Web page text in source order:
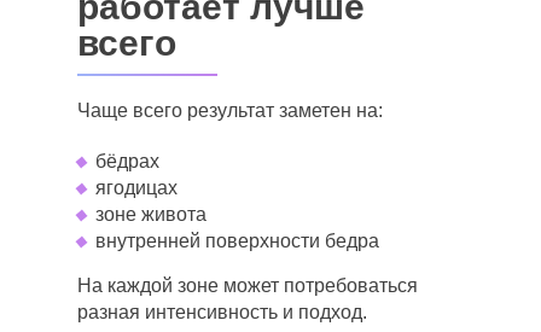
всего
Чаще всего результат заметен на:
бёдрах
ягодицах
зоне живота
внутренней поверхности бедра
На каждой зоне может потребоваться
разная интенсивность и подход.